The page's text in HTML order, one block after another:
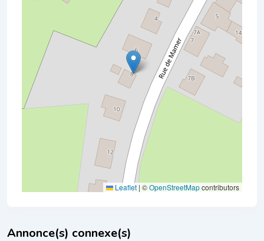
Leaflet | ©OpenStreetMapcontributors
Annonce(s) connexe(s)